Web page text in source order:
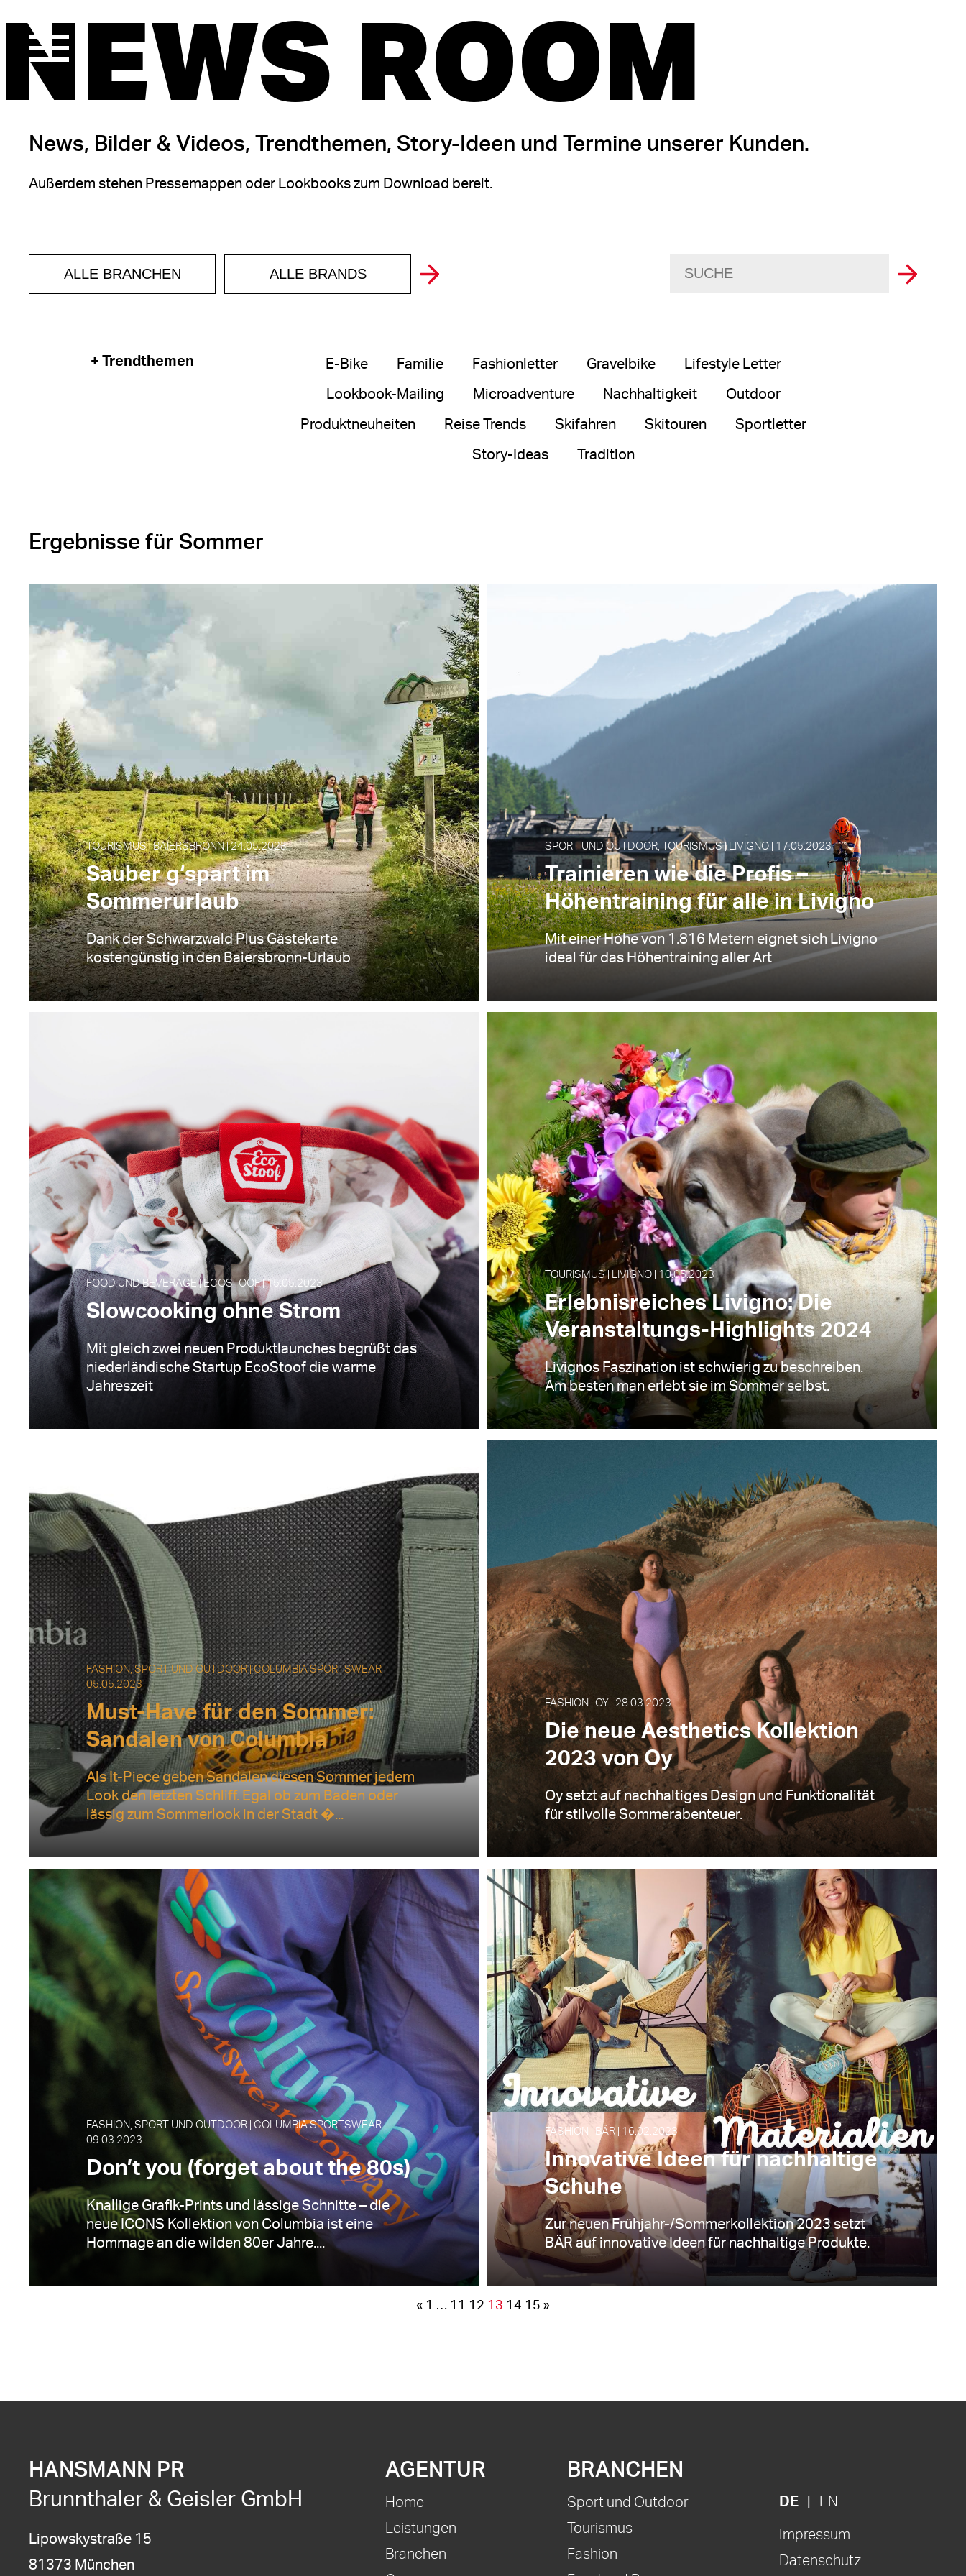
NEWS ROOM
News, Bilder & Videos, Trendthemen, Story-Ideen und Termine unserer Kunden.
Außerdem stehen Pressemappen oder Lookbooks zum Download bereit.
ALLE BRANCHEN ALLE BRANDS
+ Trendthemen E-Bike Familie Fashionletter Gravelbike Lifestyle Letter
Lookbook-Mailing Microadventure Nachhaltigkeit Outdoor
Produktneuheiten Reise Trends Skifahren Skitouren Sportletter
Story-Ideas Tradition
Ergebnisse für Sommer
TOURISMUS | BAIERSBRONN | 24.05.2023
Sauber g‘spart im
Sommerurlaub
Dank der Schwarzwald Plus Gästekarte
kostengünstig in den Baiersbronn-Urlaub
SPORT UND OUTDOOR, TOURISMUS | LIVIGNO | 17.05.2023
Trainieren wie die Profis –
Höhentraining für alle in Livigno
Mit einer Höhe von 1.816 Metern eignet sich Livigno
ideal für das Höhentraining aller Art
FOOD UND BEVERAGE | ECOSTOOF | 15.05.2023
Slowcooking ohne Strom
Mit gleich zwei neuen Produktlaunches begrüßt das
niederländische Startup EcoStoof die warme
Jahreszeit
TOURISMUS | LIVIGNO | 10.05.2023
Erlebnisreiches Livigno: Die
Veranstaltungs-Highlights 2024
Livignos Faszination ist schwierig zu beschreiben.
Am besten man erlebt sie im Sommer selbst.
FASHION, SPORT UND OUTDOOR | COLUMBIA SPORTSWEAR |
05.05.2023
Must-Have für den Sommer:
Sandalen von Columbia
Als It-Piece geben Sandalen diesen Sommer jedem
Look den letzten Schliff. Egal ob zum Baden oder
lässig zum Sommerlook in der Stadt �...
FASHION | OY | 28.03.2023
Die neue Aesthetics Kollektion
2023 von Oy
Oy setzt auf nachhaltiges Design und Funktionalität
für stilvolle Sommerabenteuer.
FASHION, SPORT UND OUTDOOR | COLUMBIA SPORTSWEAR |
09.03.2023
Don’t you (forget about the 80s)
Knallige Grafik-Prints und lässige Schnitte – die
neue ICONS Kollektion von Columbia ist eine
Hommage an die wilden 80er Jahre....
FASHION | BÄR | 16.02.2023
Innovative Ideen für nachhaltige
Schuhe
Zur neuen Frühjahr-/Sommerkollektion 2023 setzt
BÄR auf innovative Ideen für nachhaltige Produkte.
« 1 … 11 12 13 14 15 »
HANSMANN PR
Brunnthaler & Geisler GmbH
Lipowskystraße 15
81373 München
AGENTUR
Home
Leistungen
Branchen
BRANCHEN
Sport und Outdoor
Tourismus
Fashion
DE EN
Impressum
Datenschutz